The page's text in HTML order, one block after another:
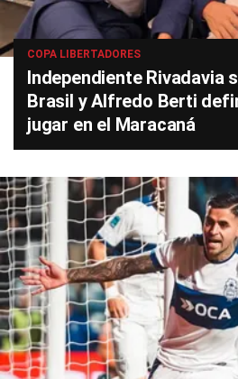
COPA LIBERTADORES
Independiente Rivadavia
Brasil y Alfredo Berti
jugar en el Maracaná